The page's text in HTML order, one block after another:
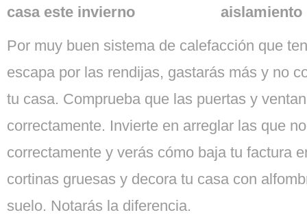
casa este invierno
aislamiento
Por muy buen sistema de calefacción que
escapa por las rendijas, gastarás más y no
tu casa. Comprueba que las puertas y
correctamente. Invierte en arreglar las que
correctamente y verás cómo baja tu factura
cortinas gruesas y decora tu casa con
suelo. Notarás la diferencia.